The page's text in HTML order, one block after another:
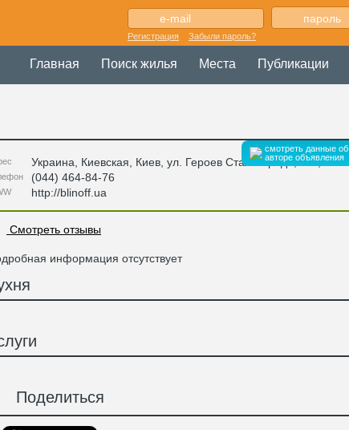
Регистрация Забыли пароль?
Главная Поиск жилья Места Публикации
смотреть данные об
авторе объявления
Украина Киевская , Киев, ул. Героев Сталинграда, 14Г,
(044) 464-84-76
http://blinoff.ua
Смотреть отзывы
информация отсутствует
Поделиться